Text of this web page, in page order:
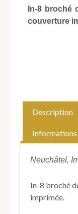
In-8 broché
couverture
Description
Neuchâtel,
In-8 broché
imprimée.